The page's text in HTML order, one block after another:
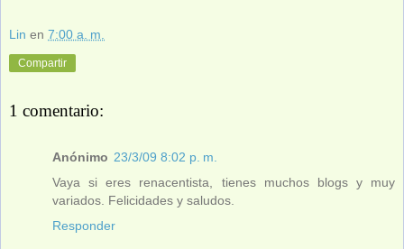
Lin en 7:00 a. m.
Compartir
1 comentario:
Anónimo 23/3/09 8:02 p. m.
Vaya si eres renacentista, tienes muchos blogs y muy
variados. Felicidades y saludos.
Responder